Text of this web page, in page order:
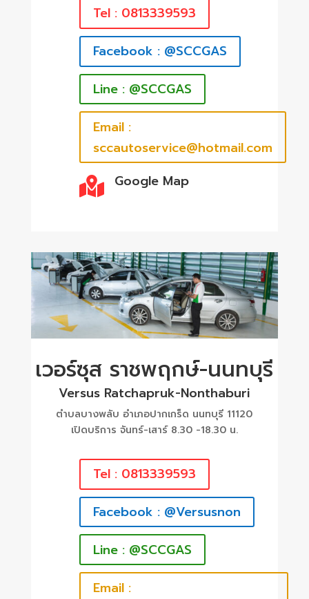
Tel : 0813339593
Facebook : @SCCGAS
Line : @SCCGAS
Email :
sccautoservice@hotmail.com
 Google Map
เวอร์ซุส ราชพฤกษ์-นนทบุรี
Versus Ratchapruk-Nonthaburi
ตำบลบางพลับ อำเภอปากเกร็ด นนทบุรี 11120
เปิดบริการ จันทร์-เสาร์ 8.30 -18.30 น.
Tel : 0813339593
Facebook : @Versusnon
Line : @SCCGAS
Email :